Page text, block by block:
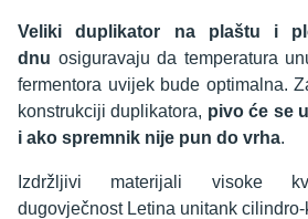
Veliki duplikator na plaštu i
dnu osiguravaju da temperatura
fermentora uvijek bude optimalna.
konstrukciji duplikatora, pivo će se
i ako spremnik nije pun do vrha.
Izdržljivi materijali visoke
dugovječnost Letina unitank